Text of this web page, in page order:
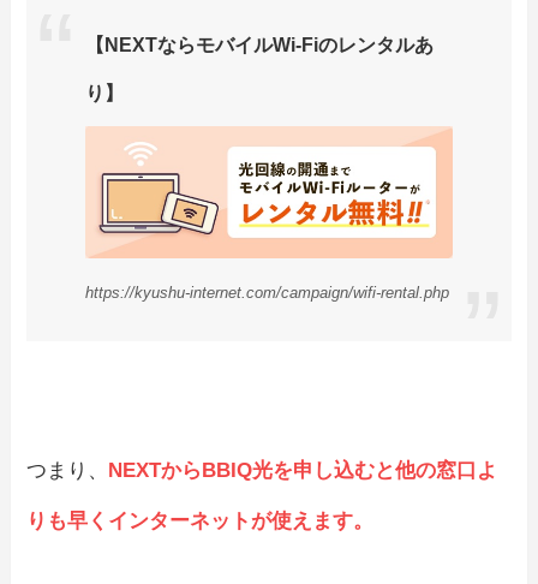
【NEXTならモバイルWi-Fiのレンタルあ
り】
https://kyushu-internet.com/campaign/wifi-rental.php
つまり、 NEXTからBBIQ光を申し込むと他の窓口よ
りも早くインターネットが使えます。